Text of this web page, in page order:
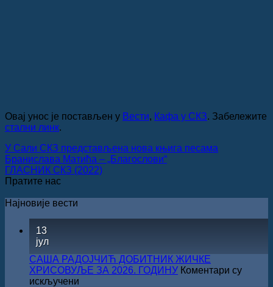
Овај унос је постављен у Вести, Кафа у СКЗ. Забележите
стални линк.
У Сали СКЗ представљенa нова књига песама
Бранислава Матића ‒ „Благослови“
ГЛАСНИК СКЗ (2022)
Пратите нас
Најновије вести
13
јул
САША РАДОЈЧИЋ ДОБИТНИК ЖИЧКЕ
ХРИСОВУЉЕ ЗА 2026. ГОДИНУ Коментари су
искључени